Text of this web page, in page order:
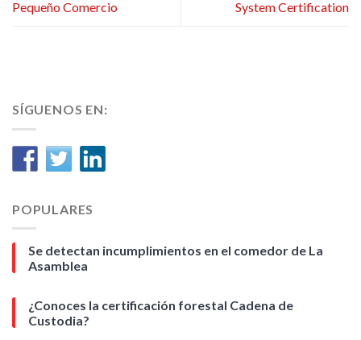
Pequeño Comercio
System Certification
SÍGUENOS EN:
POPULARES
Se detectan incumplimientos en el comedor de La
Asamblea
¿Conoces la certificación forestal Cadena de
Custodia?